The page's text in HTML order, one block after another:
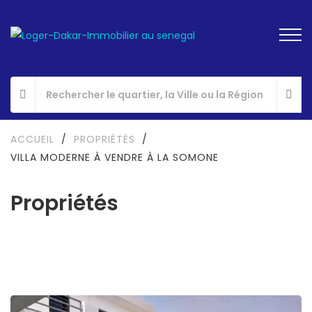
Propriétés
ACCUEIL / PROPRIÉTÉS
/
VILLA MODERNE À VENDRE À LA SOMONE